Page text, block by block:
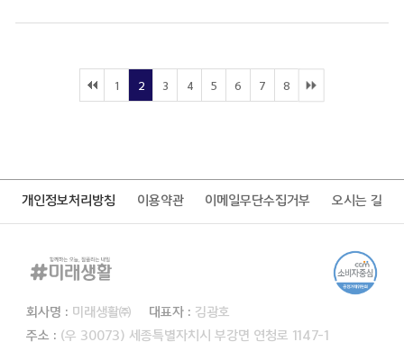
잘풀리는집과 함께 모두모두 잘 풀리시길 기원합니다!
1 2 3 4 5 6 7 8
개인정보처리방침 이용약관 이메일무단수집거부 오시는 길
회사명 : 미래생활㈜ 대표자 : 김광호
주소 : (우 30073) 세종특별자치시 부강면 연청로 1147-1